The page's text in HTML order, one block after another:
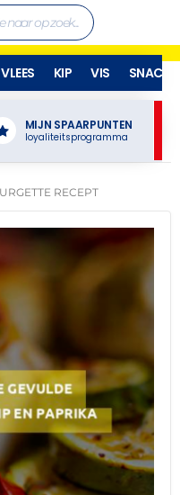
VLEES KIP VIS SNACKS
MIJN SPAARPUNTEN
loyaliteitsprogramma
RECEPT